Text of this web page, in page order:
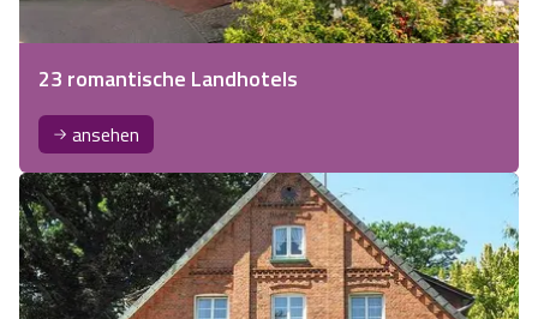
23 romantische Landhotels
ansehen